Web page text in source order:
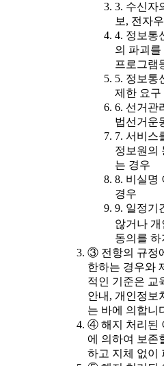
3. 수신자
보, 전자
4. 정보통
의 파괴
프로그램
5. 정보통
제한 요구
6. 선거관
법선거운
7. 서비스
정보원의
는 경우
8. 비실명
경우
9. 일정기
않거나 개
동의를
③ 전항의 규정
한하는 경우와
적인 기준은 교
안내, 개인정보
는 바에 의합니
④ 해지 처리된
에 의하여 보존
하고 지체 없이